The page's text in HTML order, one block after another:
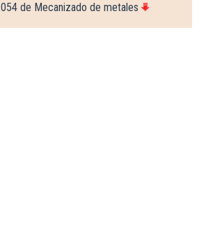
de Mecanizado de metales